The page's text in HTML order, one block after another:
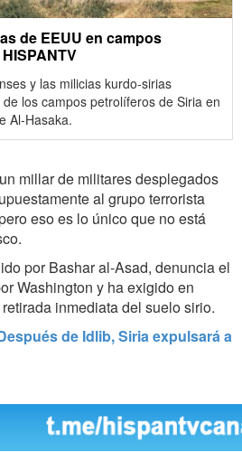
de EEUU en campos
y las milicias kurdo-sirias
los campos petrolíferos de Siria en
Al-Hasaka.
millar de militares desplegados
al grupo terrorista
eso es lo único que no está
por Bashar al-Asad, denuncia el
Washington y ha exigido en
inmediata del suelo sirio.
de Idlib, Siria expulsará a